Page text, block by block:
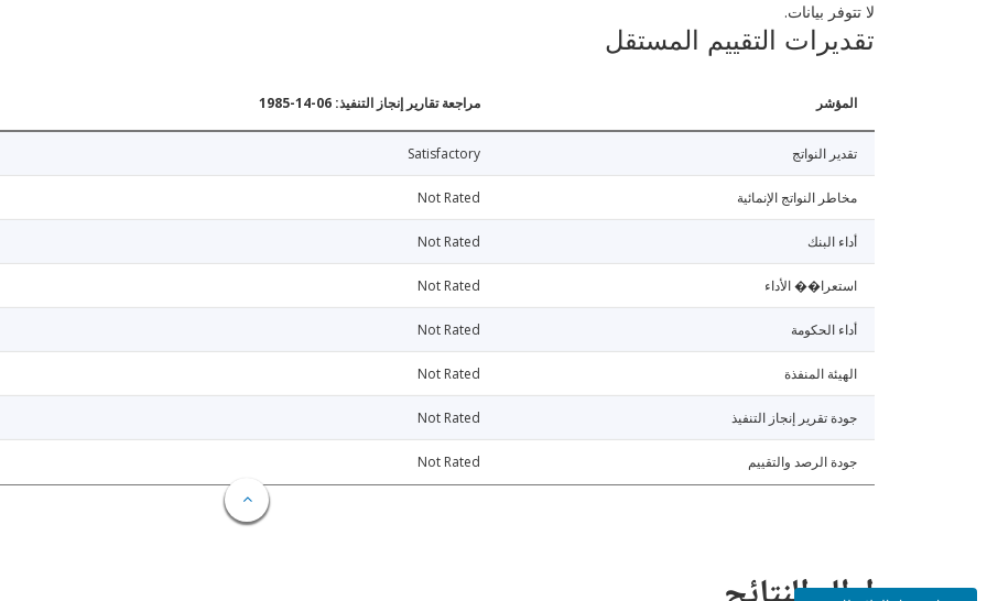
لا تتوفر بيانات.
تقديرات التقييم المستقل
المؤشر مراجعة تقارير إنجاز التنفيذ: 06-14-1985
تقدير النواتج Satisfactory
مخاطر النواتج الإنمائية Not Rated
أداء البنك Not Rated
استعرا�� الأداء Not Rated
أداء الحكومة Not Rated
الهيئة المنفذة Not Rated
جودة تقرير إنجاز التنفيذ Not Rated
جودة الرصد والتقييم Not Rated